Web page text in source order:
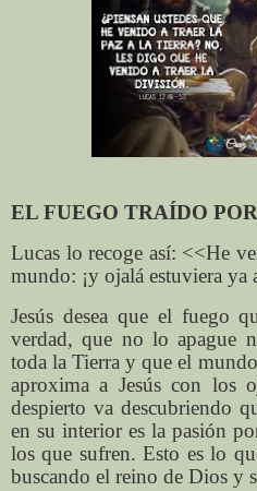
EL FUEGO TRAÍDO
Lucas lo recoge así: <<He
mundo: ¡y ojalá estuviera ya
Jesús desea que el fuego
verdad, que no lo apague
toda la Tierra y que el
aproxima a Jesús con los
despierto va descubriendo
en su interior es la pasión
los que sufren. Esto es lo
buscando el reino de Dios y